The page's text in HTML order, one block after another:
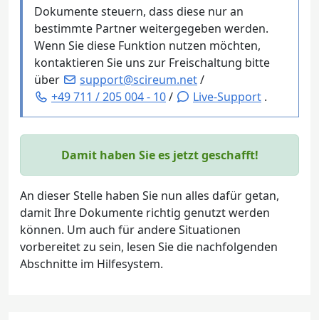
Dokumente steuern, dass diese nur an
bestimmte Partner weitergegeben werden.
Wenn Sie diese Funktion nutzen möchten,
kontaktieren Sie uns zur Freischaltung bitte
über
support@scireum.net/
+49 711 / 205 004 - 10/ Live-Support .
Damit haben Sie es jetzt geschafft!
An dieser Stelle haben Sie nun alles dafür getan,
damit Ihre Dokumente richtig genutzt werden
können. Um auch für andere Situationen
vorbereitet zu sein, lesen Sie die nachfolgenden
Abschnitte im Hilfesystem.